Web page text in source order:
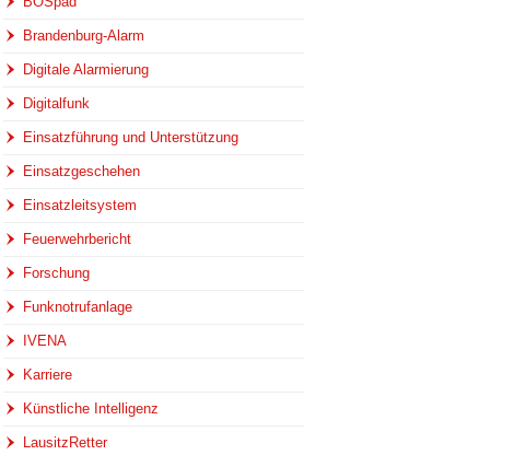
Brandenburg-Alarm
Digitale Alarmierung
Digitalfunk
Einsatzführung und Unterstützung
Einsatzgeschehen
Einsatzleitsystem
Feuerwehrbericht
Forschung
Funknotrufanlage
IVENA
Karriere
Künstliche Intelligenz
LausitzRetter